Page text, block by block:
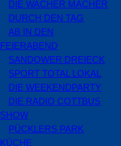
DIE WACHER MACHER
DURCH DEN TAG
AB IN DEN
FEIERABEND
SANDOWER DREIECK
SPORT TOTAL LOKAL
DIE WEEKENDPARTY
DIE RADIO COTTBUS
SHOW
PÜCKLERS PARK
KÜCHE